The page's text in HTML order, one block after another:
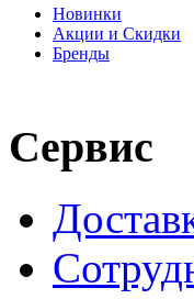
Новинки
Акции и Скидки
Бренды
Сервис